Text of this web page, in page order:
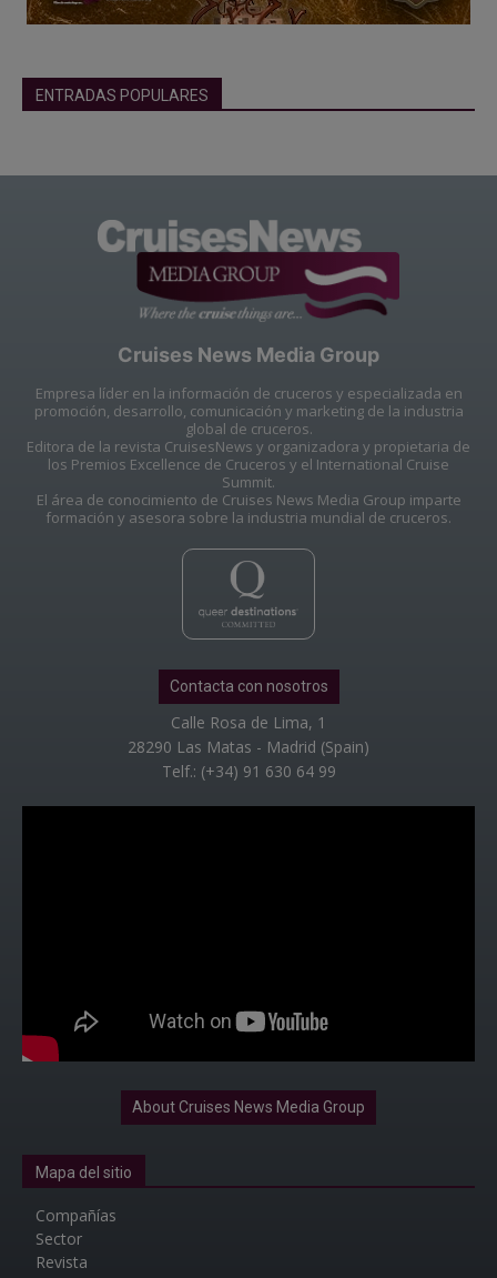
ENTRADAS POPULARES
Cruises News Media Group
Empresa líder en la información de cruceros y especializada en
promoción, desarrollo, comunicación y marketing de la industria
global de cruceros.
Editora de la revista CruisesNews y organizadora y propietaria de
los Premios Excellence de Cruceros y el International Cruise
Summit.
El área de conocimiento de Cruises News Media Group imparte
formación y asesora sobre la industria mundial de cruceros.
Contacta con nosotros
Calle Rosa de Lima, 1
28290 Las Matas - Madrid (Spain)
Telf.: (+34) 91 630 64 99
About Cruises News Media Group
Mapa del sitio
Compañías
Sector
Revista